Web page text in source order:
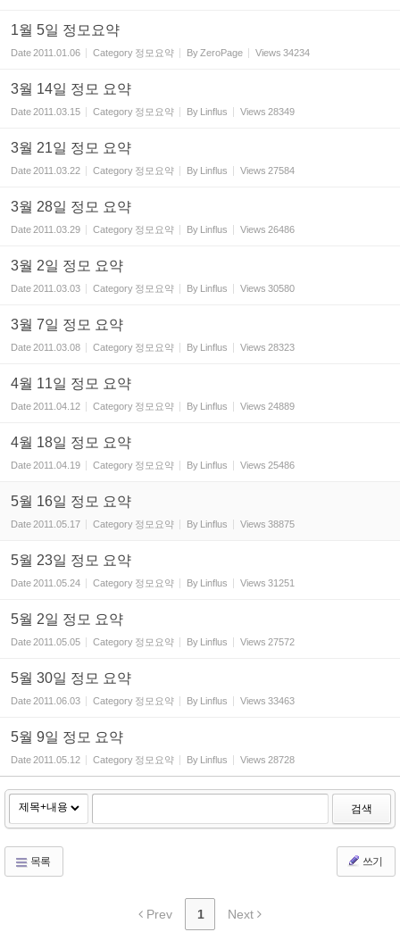
1월 5일 정모요약
Date2011.01.06 Category 정모요약 By ZeroPage Views 34234
3월 14일 정모 요약
Date2011.03.15 Category 정모요약 By Linflus Views 28349
3월 21일 정모 요약
Date2011.03.22 Category 정모요약 By Linflus Views 27584
3월 28일 정모 요약
Date2011.03.29 Category 정모요약 By Linflus Views 26486
3월 2일 정모 요약
Date2011.03.03 Category 정모요약 By Linflus Views 30580
3월 7일 정모 요약
Date2011.03.08 Category 정모요약 By Linflus Views 28323
4월 11일 정모 요약
Date2011.04.12 Category 정모요약 By Linflus Views 24889
4월 18일 정모 요약
Date2011.04.19 Category 정모요약 By Linflus Views 25486
5월 16일 정모 요약
Date2011.05.17 Category 정모요약 By Linflus Views 38875
5월 23일 정모 요약
Date2011.05.24 Category 정모요약 By Linflus Views 31251
5월 2일 정모 요약
Date2011.05.05 Category 정모요약 By Linflus Views 27572
5월 30일 정모 요약
Date2011.06.03 Category 정모요약 By Linflus Views 33463
5월 9일 정모 요약
Date2011.05.12 Category 정모요약 By Linflus Views 28728
검색
목록 쓰기
Prev 1 Next